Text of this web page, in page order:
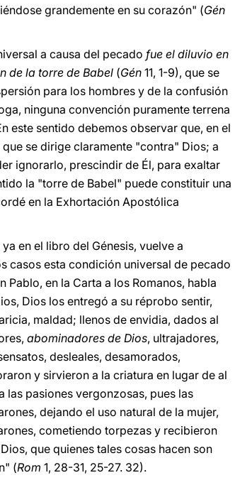
grandemente en su corazón" (Gén
a causa del pecado fue el diluvio en
de la torre de Babel (Gén 11, 1-9), que se
para los hombres y de la confusión
ninguna convención puramente terrena
este sentido debemos observar que, en el
se dirige claramente "contra" Dios; a
ignorarlo, prescindir de Él, para exaltar
la "torre de Babel" puede constituir una
en la Exhortación Apostólica
en el libro del Génesis, vuelve a
casos esta condición universal de pecado
en la Carta a los Romanos, habla
Dios los entregó a su réprobo sentir,
maldad; llenos de envidia, dados al
abominadores de Dios, ultrajadores,
desleales, desamorados,
y sirvieron a la criatura en lugar de al
las pasiones vergonzosas, pues las
dejando el uso natural de la mujer,
cometiendo torpezas y recibieron
que quienes tales cosas hacen son
(Rom 1, 28-31, 25-27. 32).